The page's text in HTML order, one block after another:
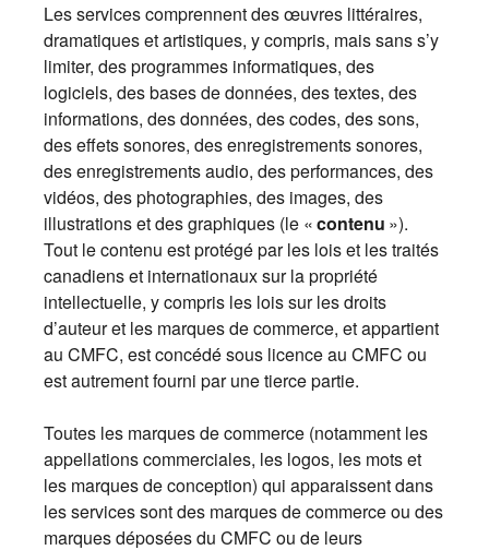
Les services comprennent des œuvres littéraires,
dramatiques et artistiques, y compris, mais sans s’y
limiter, des programmes informatiques, des
logiciels, des bases de données, des textes, des
informations, des données, des codes, des sons,
des effets sonores, des enregistrements sonores,
des enregistrements audio, des performances, des
vidéos, des photographies, des images, des
illustrations et des graphiques (le «contenu »).
Tout le contenu est protégé par les lois et les traités
canadiens et internationaux sur la propriété
intellectuelle, y compris les lois sur les droits
d’auteur et les marques de commerce, et appartient
au CMFC, est concédé sous licence au CMFC ou
est autrement fourni par une tierce partie.
Toutes les marques de commerce (notamment les
appellations commerciales, les logos, les mots et
les marques de conception) qui apparaissent dans
les services sont des marques de commerce ou des
marques déposées du CMFC ou de leurs